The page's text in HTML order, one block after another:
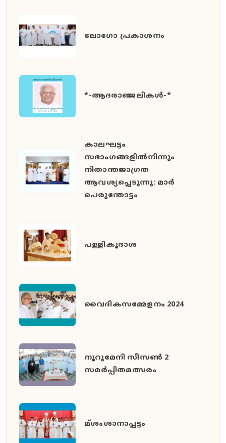
ലോഗോ പ്രകാശനം
*-ആദരാഞ്ജലികൾ-*
കാലഘട്ടം
സഭാംഗങ്ങളിൽനിന്നും
നിതാന്തജാഗ്രത
ആവശ്യപ്പെടുന്നു: മാർ
പെരുന്തോട്ടം
പള്ളികൂദാശ
വൈദികസമ്മേളനം 2024
നൂറുമേനി സീസൺ 2
സമർപ്പിതമത്സരം
മ്ശംശാനാപ്പട്ടം